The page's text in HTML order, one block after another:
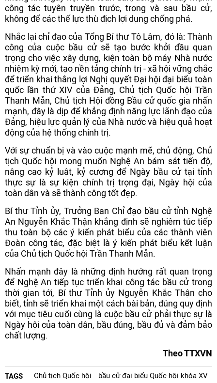
công tác tuyên truyền trước, trong và sau bầu cử,
không để các thế lực thù địch lợi dụng chống phá.
Nhắc lại chỉ đạo của Tổng Bí thư Tô Lâm, đó là: Thành
công của cuộc bầu cử sẽ tạo bước khởi đầu quan
trọng cho việc xây dựng, kiện toàn bộ máy Nhà nước
nhiệm kỳ mới, tạo nền tảng chính trị - xã hội vững chắc
để triển khai thắng lợi Nghị quyết Đại hội đại biểu toàn
quốc lần thứ XIV của Đảng, Chủ tịch Quốc hội Trần
Thanh Mẫn, Chủ tịch Hội đồng Bầu cử quốc gia nhấn
mạnh, đây là dịp để khẳng định năng lực lãnh đạo của
Đảng, hiệu lực quản lý của Nhà nước và hiệu quả hoạt
động của hệ thống chính trị.
Với sự chuẩn bị và vào cuộc mạnh mẽ, chủ động, Chủ
tịch Quốc hội mong muốn Nghệ An bám sát tiến độ,
nâng cao kỷ luật, kỷ cương để Ngày bầu cử tại tỉnh
thực sự là sự kiện chính trị trọng đại, Ngày hội của
toàn dân và sẽ thành công tốt đẹp.
Bí thư Tỉnh ủy, Trưởng Ban Chỉ đạo bầu cử tỉnh Nghệ
An Nguyễn Khắc Thận khẳng định sẽ nghiêm túc tiếp
thu toàn bộ các ý kiến phát biểu của các thành viên
Đoàn công tác, đặc biệt là ý kiến phát biểu kết luận
của Chủ tịch Quốc hội Trần Thanh Mẫn.
Nhấn mạnh đây là những định hướng rất quan trọng
để Nghệ An tiếp tục triển khai công tác bầu cử trong
thời gian tới, Bí thư Tỉnh ủy Nguyễn Khắc Thận cho
biết, tỉnh sẽ triển khai một cách bài bản, đúng quy định
với mục tiêu cuối cùng là cuộc bầu cử phải thực sự là
Ngày hội của toàn dân, bầu đúng, bầu đủ và đảm bảo
chất lượng.
Theo TTXVN
TAGS Chủ tịch Quốc hội bầu cử đại biểu Quốc hội khóa XV